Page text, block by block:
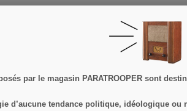
par le magasin PARATROOPER sont
d’aucune tendance politique, idéologique